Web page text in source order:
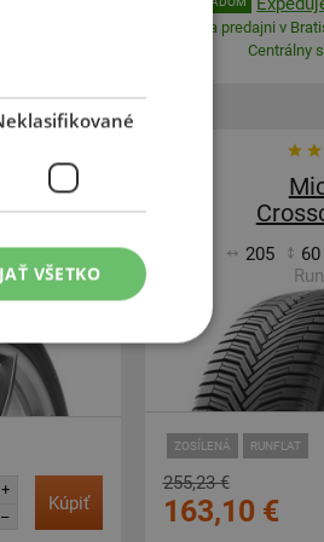
Na predajni v
Centrálny
+
–
Kúpiť
205 60
ZOSÍLENÁ RUNFLAT
255,23 €
163,10 €
VŠETKO